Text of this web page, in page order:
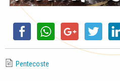
Pentecoste